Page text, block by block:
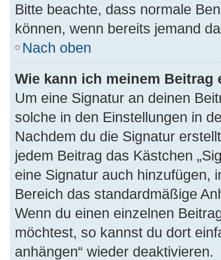
Bitte beachte, dass normale
können, wenn bereits jemand
Nach oben
Wie kann ich meinem
Um eine Signatur an deinen
solche in den Einstellungen in
Nachdem du die Signatur
jedem Beitrag das Kästchen
eine Signatur auch hinzufügen,
Bereich das standardmäßige
Wenn du einen einzelnen
möchtest, so kannst du dort
anhängen“ wieder deaktivieren.